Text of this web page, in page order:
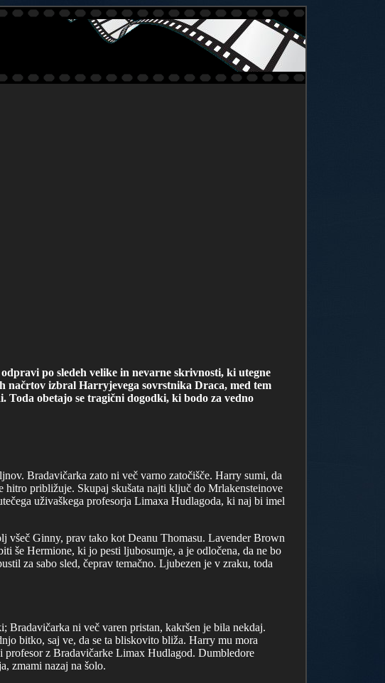
po sledeh velike in nevarne skrivnosti, ki utegne
načrtov izbral Harryjevega sovrstnika Draca, med tem
obetajo se tragični dogodki, ki bodo za vedno
Bradavičarka zato ni več varno zatočišče. Harry sumi, da
hitro približuje. Skupaj skušata najti ključ do Mrlakensteinove
uživaškega profesorja Limaxa Hudlagoda, ki naj bi imel
všeč Ginny, prav tako kot Deanu Thomasu. Lavender Brown
še Hermione, ki jo pesti ljubosumje, a je odločena, da ne bo
za sabo sled, čeprav temačno. Ljubezen je v zraku, toda
ni več varen pristan, kakršen je bila nekdaj.
bitko, saj ve, da se ta bliskovito bliža. Harry mu mora
z Bradavičarke Limax Hudlagod. Dumbledore
zmami nazaj na šolo.